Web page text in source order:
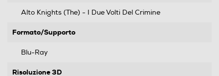
Alto Knights (The) - I Due Volti Del Crimine
Formato/Supporto
Blu-Ray
Risoluzione 3D